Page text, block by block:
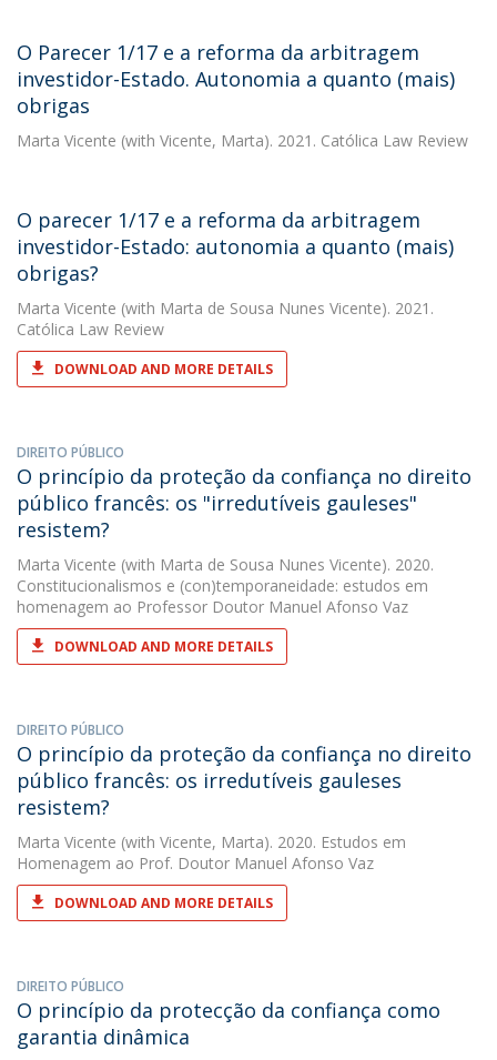
O Parecer 1/17 e a reforma da arbitragem
investidor-Estado. Autonomia a quanto (mais)
obrigas
Marta Vicente (with Vicente, Marta). 2021. Católica Law Review
O parecer 1/17 e a reforma da arbitragem
investidor-Estado: autonomia a quanto (mais)
obrigas?
Marta Vicente (with Marta de Sousa Nunes Vicente). 2021.
Católica Law Review
DOWNLOAD AND MORE DETAILS
DIREITO PÚBLICO
O princípio da proteção da confiança no direito
público francês: os "irredutíveis gauleses"
resistem?
Marta Vicente (with Marta de Sousa Nunes Vicente). 2020.
Constitucionalismos e (con)temporaneidade: estudos em
homenagem ao Professor Doutor Manuel Afonso Vaz
DOWNLOAD AND MORE DETAILS
DIREITO PÚBLICO
O princípio da proteção da confiança no direito
público francês: os irredutíveis gauleses
resistem?
Marta Vicente (with Vicente, Marta). 2020. Estudos em
Homenagem ao Prof. Doutor Manuel Afonso Vaz
DOWNLOAD AND MORE DETAILS
DIREITO PÚBLICO
O princípio da protecção da confiança como
garantia dinâmica